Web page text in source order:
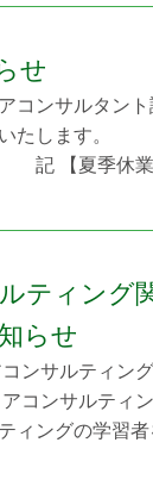
リア支援の世
とで、キャリア
皆様に、その意
せ
コンサルタン
たします。
期間
14日(水) 試験に
ます。 特定非
議会 電話：03-
ティング
らせ
ンサルティン
コンサルティ
ィングの学習
するキャリアコ